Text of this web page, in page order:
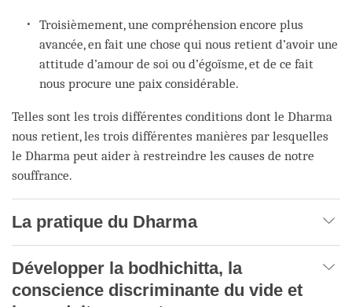
Troisièmement, une compréhension encore plus
avancée, en fait une chose qui nous retient d’avoir une
attitude d’amour de soi ou d’égoïsme, et de ce fait
nous procure une paix considérable.
Telles sont les trois différentes conditions dont le Dharma
nous retient, les trois différentes manières par lesquelles
le Dharma peut aider à restreindre les causes de notre
souffrance.
La pratique du Dharma
Développer la bodhichitta, la
conscience discriminante du vide et